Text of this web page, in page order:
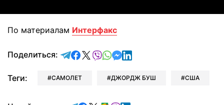
По материалам Интерфакс
Поделиться: отправить в Telegram
поделиться в Facebook
поделиться в X
отправить в Viber
отправить в Whatsapp
отправить в Messenger
отправить в LinkedIn
Теги: САМОЛЕТ ДЖОРДЖ БУШ США